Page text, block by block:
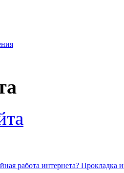
работа интернета? Прокладка